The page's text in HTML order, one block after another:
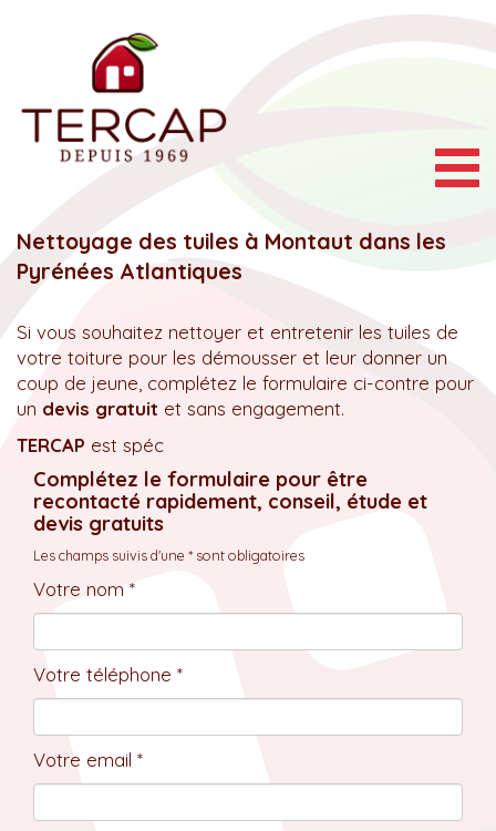
Nettoyage des tuiles à Montaut dans les
Pyrénées Atlantiques
Si vous souhaitez nettoyer et entretenir les tuiles de
votre toiture pour les démousser et leur donner un
coup de jeune, complétez le formulaire ci-contre pour
un devis gratuit et sans engagement.
TERCAP est spéc
Complétez le formulaire pour être
recontacté rapidement, conseil, étude et
devis gratuits
Les champs suivis d'une * sont obligatoires
Votre nom *
Votre téléphone *
Votre email *